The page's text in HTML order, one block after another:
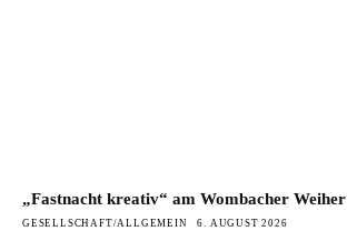
„Fastnacht kreativ“ am Wombacher Weiher
GESELLSCHAFT/ALLGEMEIN 6. AUGUST 2026